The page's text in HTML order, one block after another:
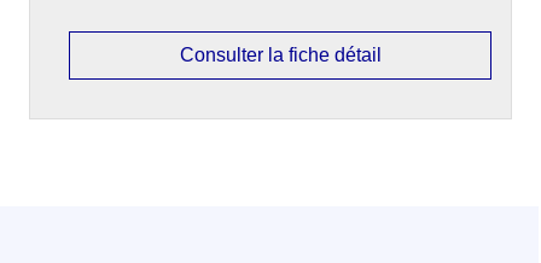
Consulter la fiche détail